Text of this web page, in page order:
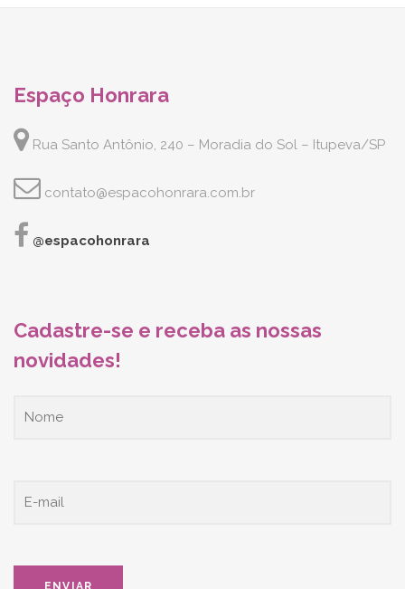
Espaço Honrara
Rua Santo Antônio, 240 – Moradia do Sol – Itupeva/SP
contato@espacohonrara.com.br
@espacohonrara
Cadastre-se e receba as nossas
novidades!